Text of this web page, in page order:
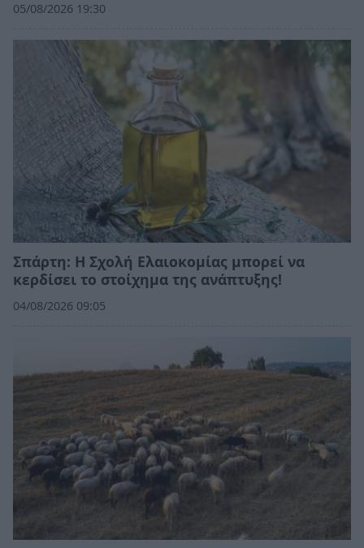
05/08/2026 19:30
Σπάρτη: Η Σχολή Ελαιοκομίας μπορεί να
κερδίσει το στοίχημα της ανάπτυξης!
04/08/2026 09:05